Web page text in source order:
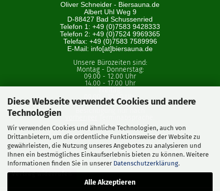
Diese Webseite verwendet Cookies und andere
Technologien
Wir verwenden Cookies und ähnliche Technologien, auch von
Drittanbietern, um die ordentliche Funktionsweise der Website zu
gewährleisten, die Nutzung unseres Angebotes zu analysieren und
Ihnen ein bestmögliches Einkaufserlebnis bieten zu können. Weitere
Informationen finden Sie in unserer Datenschutzerklärung.
Alle Akzeptieren
Oliver Schneider - Biersauna.de
Albert Uhl Weg 9
D-88427 Bad Schussenried
Telefon 1: +49 (0)7583 9428333
Telefon 2: +49 (0)7524 9969365
Telefax: +49 (0)7583 7589996
E-Mail: info[at]biersauna.de
Unsere Bürozeiten sind:
Montag - Donnerstag:
09.00 - 12.00 Uhr
14.00 - 17.00 Uhr
09.00 - 12.00 Uhr
Vertrag widerrufen